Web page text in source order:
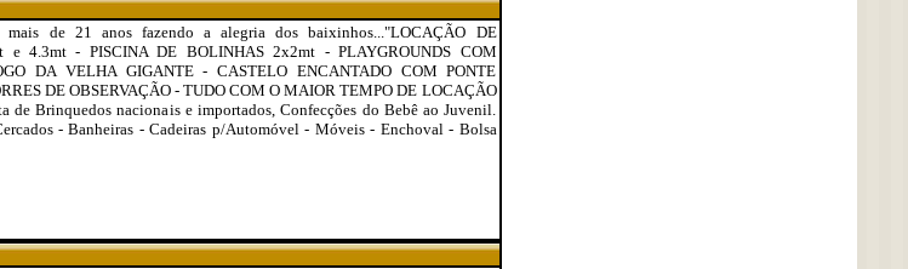
de 21 anos fazendo a alegria dos baixinhos..."LOCAÇÃO DE
e 4.3mt - PISCINA DE BOLINHAS 2x2mt - PLAYGROUNDS COM
DA VELHA GIGANTE - CASTELO ENCANTADO COM PONTE
DE OBSERVAÇÃO - TUDO COM O MAIOR TEMPO DE LOCAÇÃO
Brinquedos nacionais e importados, Confecções do Bebê ao Juvenil.
- Banheiras - Cadeiras p/Automóvel - Móveis - Enchoval - Bolsa